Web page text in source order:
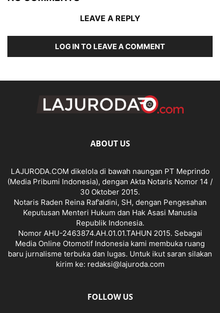
LEAVE A REPLY
LOG IN TO LEAVE A COMMENT
ABOUT US
LAJURODA.COM dikelola di bawah naungan PT Meprindo
(Media Pribumi Indonesia), dengan Akta Notaris Nomor 14 /
30 Oktober 2015.
Notaris Raden Reina Raf’aldini, SH, dengan Pengesahan
Keputusan Menteri Hukum dan Hak Asasi Manusia
Republik Indonesia.
Nomor AHU-2463874.AH.01.01.TAHUN 2015. Sebagai
Media Online Otomotif Indonesia kami membuka ruang
baru jurnalisme terbuka dan lugas. Untuk ikut saran silakan
kirim ke: redaksi@lajuroda.com
FOLLOW US